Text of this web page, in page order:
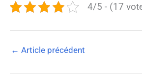
4/5 - (17
← Article précédent